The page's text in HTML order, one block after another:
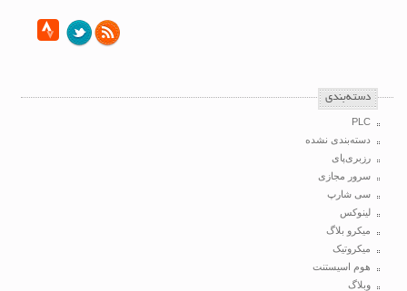
‌دسته‌بندی
PLC
دسته‌بندی نشده
رزبری‌پای
سرور مجازی
سی شارپ
لینوکس
میکرو بلاگ
میکروتیک
هوم اسیستنت
وبلاگ